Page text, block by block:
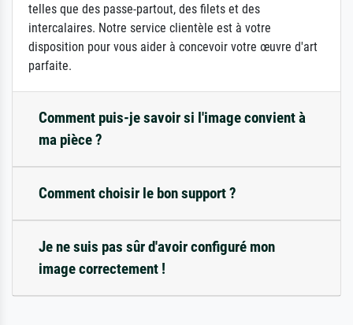
telles que des passe-partout, des filets et des
intercalaires. Notre service clientèle est à votre
disposition pour vous aider à concevoir votre œuvre d'art
parfaite.
Comment puis-je savoir si l'image convient à
ma pièce ?
Comment choisir le bon support ?
Je ne suis pas sûr d'avoir configuré mon
image correctement !